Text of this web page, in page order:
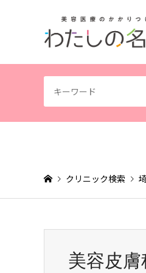
クリニック検索
美容皮